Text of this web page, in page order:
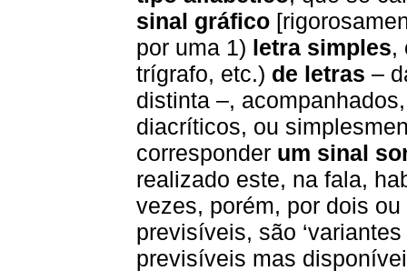
sinal gráfico
por uma 1) letra simples,
trígrafo, etc.) de letras –
distinta –,
diacríticos, ou
corresponder um sinal
realizado este, na fala,
vezes, porém, por dois
previsíveis, são
previsíveis mas